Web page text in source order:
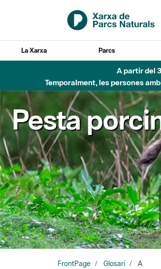
Salta al contingut principal
La Xarxa Parcs
A partir del
Temporalment, les persones
Pesta
FrontPage Glosari A